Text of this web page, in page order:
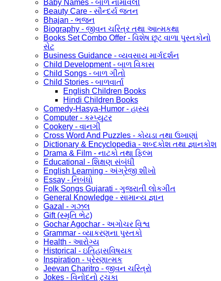
Baby Names - બાળ નામાવલી
Beauty Care - સૌન્દર્ય જતન
Bhajan - ભજન
Biography - જીવન ચરિત્ર તથા આત્મકથા
Books Set Combo Offer - વિશેષ છૂટ વાળા પુસ્તકોનો
સેટ
Business Guidance - વ્યવસાય માર્ગદર્શન
Child Development - બાળ વિકાસ
Child Songs - બાળ ગીતો
Child Stories - બાળવાર્તા
English Children Books
Hindi Children Books
Comedy-Hasya-Humor - હાસ્ય
Computer - કમ્પ્યુટર
Cookery - વાનગી
Cross Word And Puzzles - કોયડા તથા ઉખાણાં
Dictionary & Encyclopedia - શબ્દકોશ તથા જ્ઞાનકોશ
Drama & Film - નાટકો તથા ફિલ્મ
Educational - શિક્ષણ સંબંધી
English Learning - અંગ્રેજી શીખો
Essay - નિબંધો
Folk Songs Gujarati - ગુજરાતી લોકગીત
General Knowledge - સામાન્ય જ્ઞાન
Gazal - ગઝલ
Gift (સ્મૃતિ ભેટ)
Gochar Agochar - અગોચર વિશ્વ
Grammar - વ્યાકરણના પુસ્તકો
Health - આરોગ્ય
Historical - ઇતિહાસવિષયક
Inspiration - પ્રેરણાત્મક
Jeevan Charitro - જીવન ચરિત્રો
Jokes - વિનોદનો ટુચકા